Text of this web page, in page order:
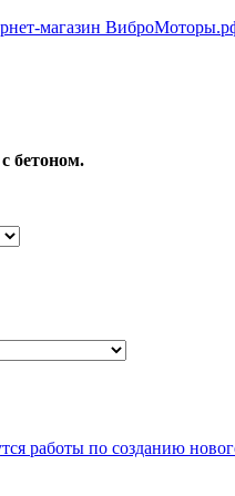
бетоном.
работы по созданию